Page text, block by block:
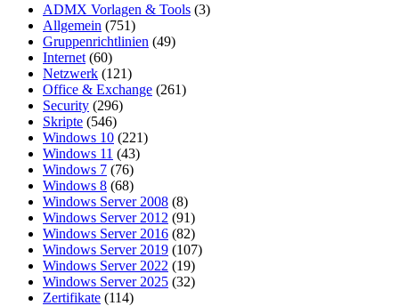
ADMX Vorlagen & Tools (3)
Allgemein (751)
Gruppenrichtlinien (49)
Internet (60)
Netzwerk (121)
Office & Exchange (261)
Security (296)
Skripte (546)
Windows 10 (221)
Windows 11 (43)
Windows 7 (76)
Windows 8 (68)
Windows Server 2008 (8)
Windows Server 2012 (91)
Windows Server 2016 (82)
Windows Server 2019 (107)
Windows Server 2022 (19)
Windows Server 2025 (32)
Zertifikate (114)